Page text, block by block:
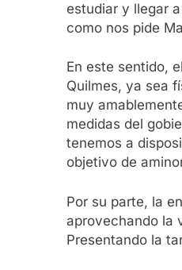
estudiar y llegar
como nos pide
En este sentido,
Quilmes, ya sea
muy
medidas del
tenemos a
objetivo de
Por su parte, la
aprovechando la
Presentando la